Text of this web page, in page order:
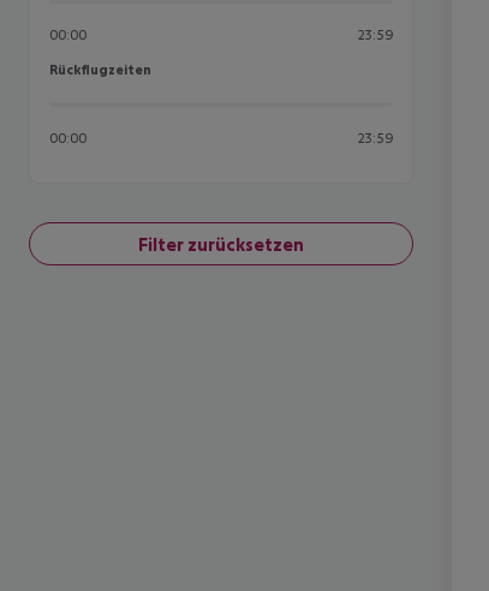
00:00 23:59
Rückflugzeiten
Rückflugzeiten
00:00 23:59
Filter zurücksetzen